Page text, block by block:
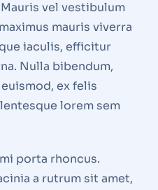
vel vestibulum
mauris viverra
iaculis, efficitur
Nulla bibendum,
ex felis
lorem sem
porta rhoncus.
a rutrum sit amet,